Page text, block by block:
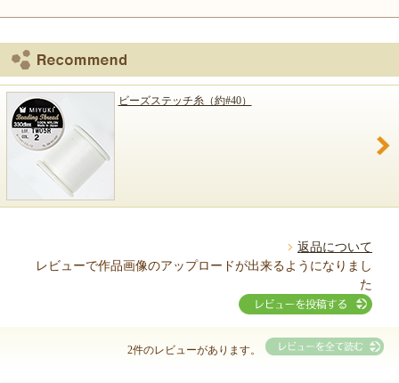
ビーズステッチ糸（約#40）
返品について
レビューで作品画像のアップロードが出来るようになりまし
た
2件のレビューがあります。